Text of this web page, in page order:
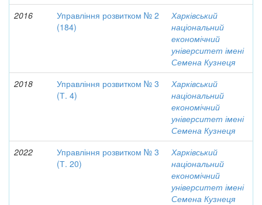
2016
Управління розвитком № 2
(184)
Харківський
національний
економічний
університет імені
Семена Кузнеця
2018
Управління розвитком № 3
(Т. 4)
Харківський
національний
економічний
університет імені
Семена Кузнеця
2022
Управління розвитком № 3
(Т. 20)
Харківський
національний
економічний
університет імені
Семена Кузнеця